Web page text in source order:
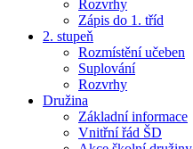
Rozvrhy
Zápis do 1. tříd
2. stupeň
Rozmístění učeben
Suplování
Rozvrhy
Družina
Základní informace
Vnitřní řád ŠD